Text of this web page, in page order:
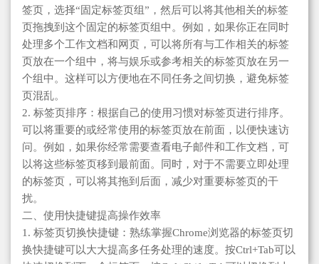
签页，选择“固定标签页组”，然后可以将其他相关的标签
页拖拽到这个固定的标签页组中。例如，如果你正在同时
处理多个工作文档和网页，可以将所有与工作相关的标签
页放在一个组中，将与娱乐或参考相关的标签页放在另一
个组中。这样可以方便地在不同任务之间切换，避免标签
页混乱。
2. 标签页排序：根据自己的使用习惯对标签页进行排序。
可以将重要的或经常使用的标签页放在前面，以便快速访
问。例如，如果你经常需要查看电子邮件和工作文档，可
以将这些标签页移到最前面。同时，对于不需要立即处理
的标签页，可以将其拖到后面，减少对重要标签页的干
扰。
二、使用快捷键提高操作效率
1. 标签页切换快捷键：熟练掌握Chrome浏览器的标签页切
换快捷键可以大大提高多任务处理的速度。按Ctrl+Tab可以